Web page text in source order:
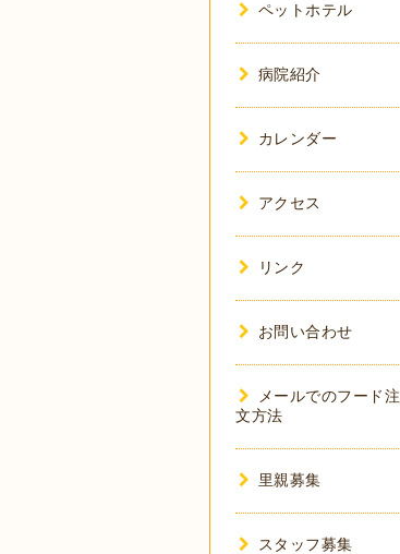
ペットホテル
病院紹介
カレンダー
アクセス
リンク
お問い合わせ
メールでのフード注
文方法
里親募集
スタッフ募集